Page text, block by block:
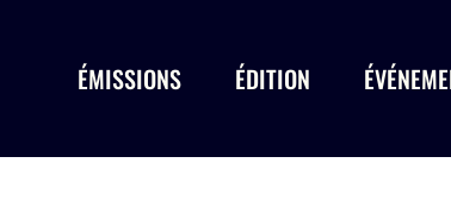
ÉMISSIONS ÉDITION